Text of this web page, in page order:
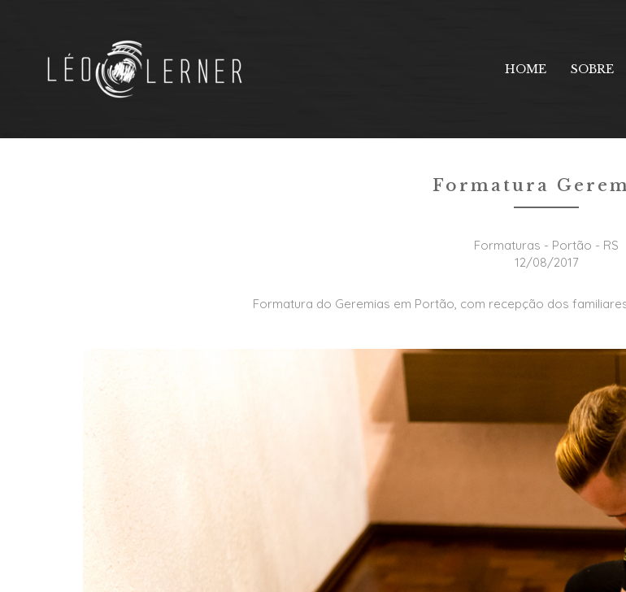
HOME SOBRE
Formatura
Formaturas - Portão - RS
12/08/2017
Formatura do Geremias em Portão, com recepção dos